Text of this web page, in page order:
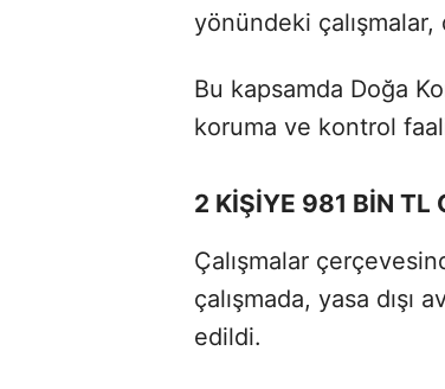
yönündeki
Bu kapsamda Doğa
koruma ve kontrol
2 KİŞİYE 981 BİN TL
Çalışmalar
çalışmada, yasa dışı
edildi.